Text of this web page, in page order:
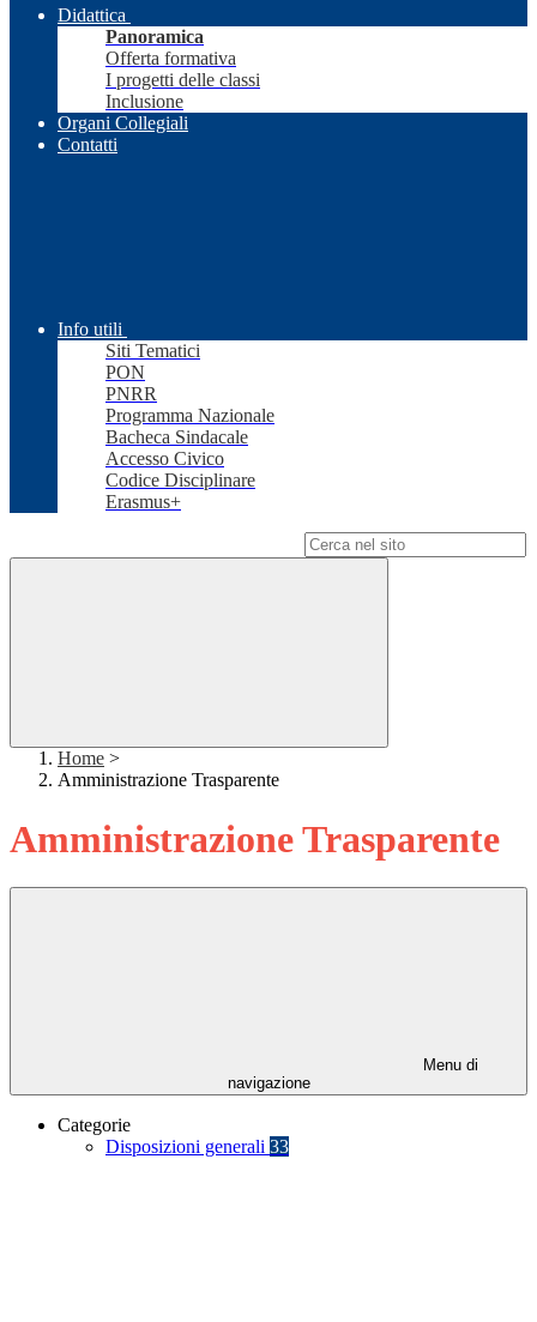
Didattica
Panoramica
Offerta formativa
I progetti delle classi
Inclusione
Organi Collegiali
Contatti
Info utili
Siti Tematici
PON
PNRR
Programma Nazionale
Bacheca Sindacale
Accesso Civico
Codice Disciplinare
Erasmus+
Home >
Amministrazione Trasparente
Amministrazione Trasparente
Menu di
navigazione
Categorie
Disposizioni generali 33